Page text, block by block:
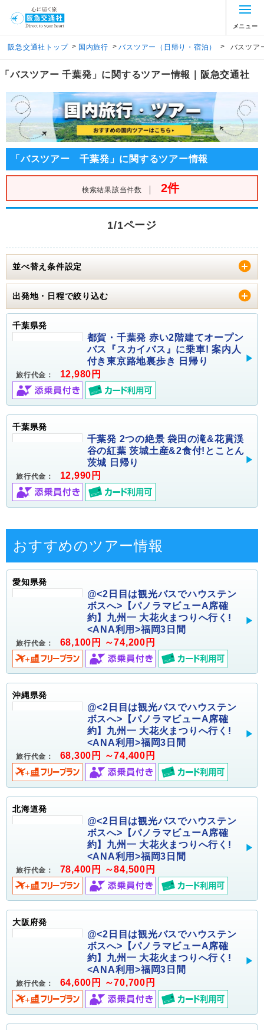
メニュー
阪急交通社トップ > 国内旅行 > バスツアー（日帰り・宿泊） > バスツ
「バスツアー 千葉発」に関するツアー情報｜阪急交通社
「バスツアー 千葉発」に関するツアー情報
検索結果該当件数 ｜ 2件
1/1ページ
並べ替え条件設定
出発地・日程で絞り込む
千葉県発
都賀・千葉発 赤い2階建てオープン
バス『スカイバス』に乗車! 案内人
付き東京路地裏歩き 日帰り
旅行代金： 12,980円
千葉県発
千葉発 2つの絶景 袋田の滝&花貫渓
谷の紅葉 茨城土産&2食付!とことん
茨城 日帰り
旅行代金： 12,990円
おすすめのツアー情報
愛知県発
@<2日目は観光バスでハウステン
ボスへ>【パノラマビューA席確
約】九州一 大花火まつりへ行く!
<ANA利用>福岡3日間
旅行代金： 68,100円 ～74,200円
沖縄県発
@<2日目は観光バスでハウステン
ボスへ>【パノラマビューA席確
約】九州一 大花火まつりへ行く!
<ANA利用>福岡3日間
旅行代金： 68,300円 ～74,400円
北海道発
@<2日目は観光バスでハウステン
ボスへ>【パノラマビューA席確
約】九州一 大花火まつりへ行く!
<ANA利用>福岡3日間
旅行代金： 78,400円 ～84,500円
大阪府発
@<2日目は観光バスでハウステン
ボスへ>【パノラマビューA席確
約】九州一 大花火まつりへ行く!
<ANA利用>福岡3日間
旅行代金： 64,600円 ～70,700円